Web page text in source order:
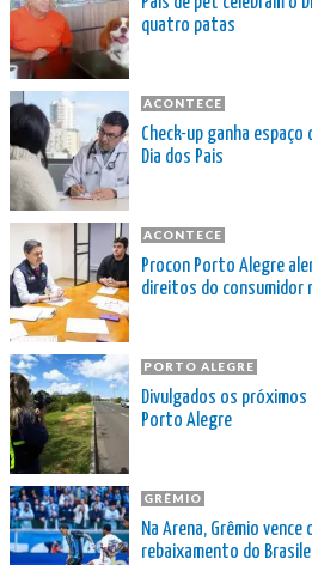
quatro patas
ACONTECE
Check-up ganha
Dia dos Pais
ACONTECE
Procon Porto Alegre
direitos do consumidor
PORTO ALEGRE
Divulgados os próximos
Porto Alegre
GRÊMIO
Na Arena, Grêmio
rebaixamento do